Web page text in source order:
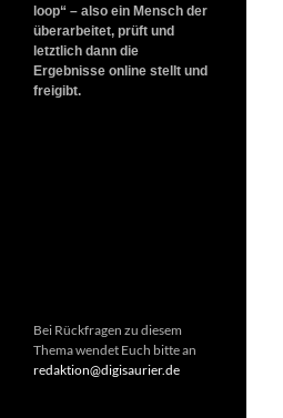
loop“ – also ein Mensch der
überarbeitet, prüft und
letztlich dann die
Ergebnisse online stellt und
freigibt.
Bei Rückfragen zu diesem
Thema wendet Euch bitte an
redaktion@digisaurier.de